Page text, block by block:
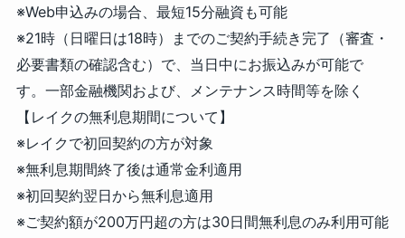
※Web申込みの場合、最短15分融資も可能
※21時（日曜日は18時）までのご契約手続き完了（審査・
必要書類の確認含む）で、当日中にお振込みが可能で
す。一部金融機関および、メンテナンス時間等を除く
【レイクの無利息期間について】
※レイクで初回契約の方が対象
※無利息期間終了後は通常金利適用
※初回契約翌日から無利息適用
※ご契約額が200万円超の方は30日間無利息のみ利用可能